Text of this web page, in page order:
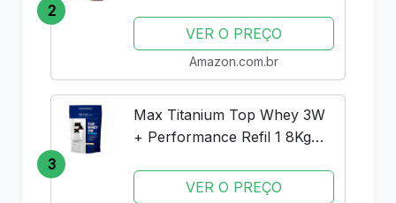
2
Muscle TechVER O PREÇO
Amazon.com.br
3
Max Titanium Top Whey 3W
+ Performance Refil 1 8Kg
VER O PREÇO